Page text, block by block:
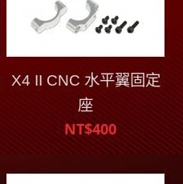
X4 II CNC 水平翼固定
座
NT$400